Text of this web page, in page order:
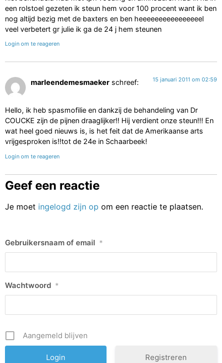
een rolstoel gezeten ik steun hem voor 100 procent want ik ben
nog altijd bezig met de baxters en ben heeeeeeeeeeeeeeeel
veel verbetert gr julie ik ga de 24 j hem steunen
Login om te reageren
marleendemesmaeker schreef: 15 januari 2011 om 02:59
Hello, ik heb spasmofilie en dankzij de behandeling van Dr
COUCKE zijn de pijnen draaglijker!! Hij verdient onze steun!!! En
wat heel goed nieuws is, is het feit dat de Amerikaanse arts
vrijgesproken is!!tot de 24e in Schaarbeek!
Login om te reageren
Geef een reactie
Je moet ingelogd zijn op om een reactie te plaatsen.
Gebruikersnaam of email *
Wachtwoord *
Aangemeld blijven
Registreren